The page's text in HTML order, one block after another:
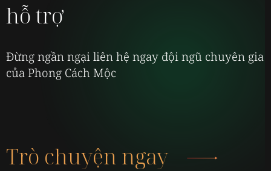
hỗ trợ
Đừng ngần ngại liên hệ ngay đội ngũ chuyên gia
của Phong Cách Mộc
Trò chuyện ngay